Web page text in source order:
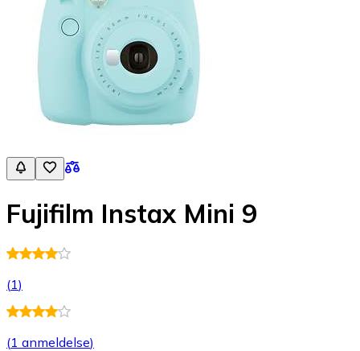
Fujifilm Instax Mini 9
(1)
(1 anmeldelse)